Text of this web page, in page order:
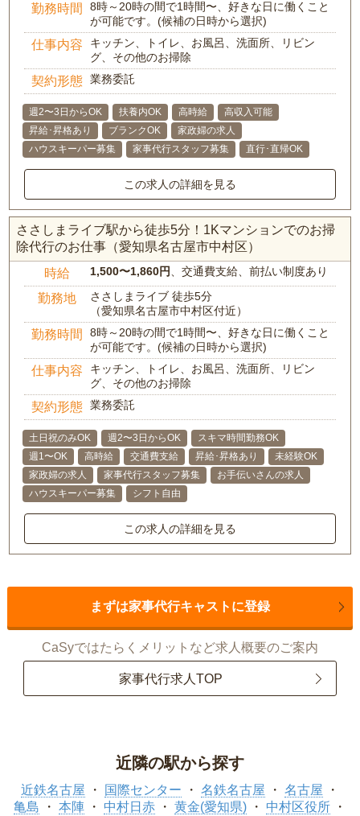
勤務時間
8時～20時の間で1時間〜、好きな日に働くこと
が可能です。(候補の日時から選択)
仕事内容
キッチン、トイレ、お風呂、洗面所、リビン
グ、その他のお掃除
契約形態 業務委託
週2〜3日からOK 扶養内OK 高時給
高収入可能
昇給･昇格あり
ブランクOK
家政婦の求人
ハウスキーパー募集
家事代行スタッフ募集 直行･直帰OK
この求人の詳細を見る
ささしまライブ駅から徒歩5分！1Kマンションでのお掃
除代行のお仕事（愛知県名古屋市中村区）
時給 1,500〜1,860円、交通費支給、前払い制度あり
勤務地
ささしまライブ 徒歩5分
（愛知県名古屋市中村区付近）
勤務時間
8時～20時の間で1時間〜、好きな日に働くこと
が可能です。(候補の日時から選択)
仕事内容
キッチン、トイレ、お風呂、洗面所、リビン
グ、その他のお掃除
契約形態 業務委託
土日祝のみOK 週2〜3日からOK
スキマ時間勤務OK
週1〜OK
高時給 交通費支給 昇給･昇格あり
未経験OK
家政婦の求人
家事代行スタッフ募集
お手伝いさんの求人
ハウスキーパー募集
シフト自由
この求人の詳細を見る
まずは家事代行キャストに登録
CaSyではたらくメリットなど求人概要のご案内
家事代行求人TOP
近隣の駅から探す
近鉄名古屋 国際センター 名鉄名古屋
名古屋
亀島
本陣 中村日赤 黄金(愛知県)
中村区役所